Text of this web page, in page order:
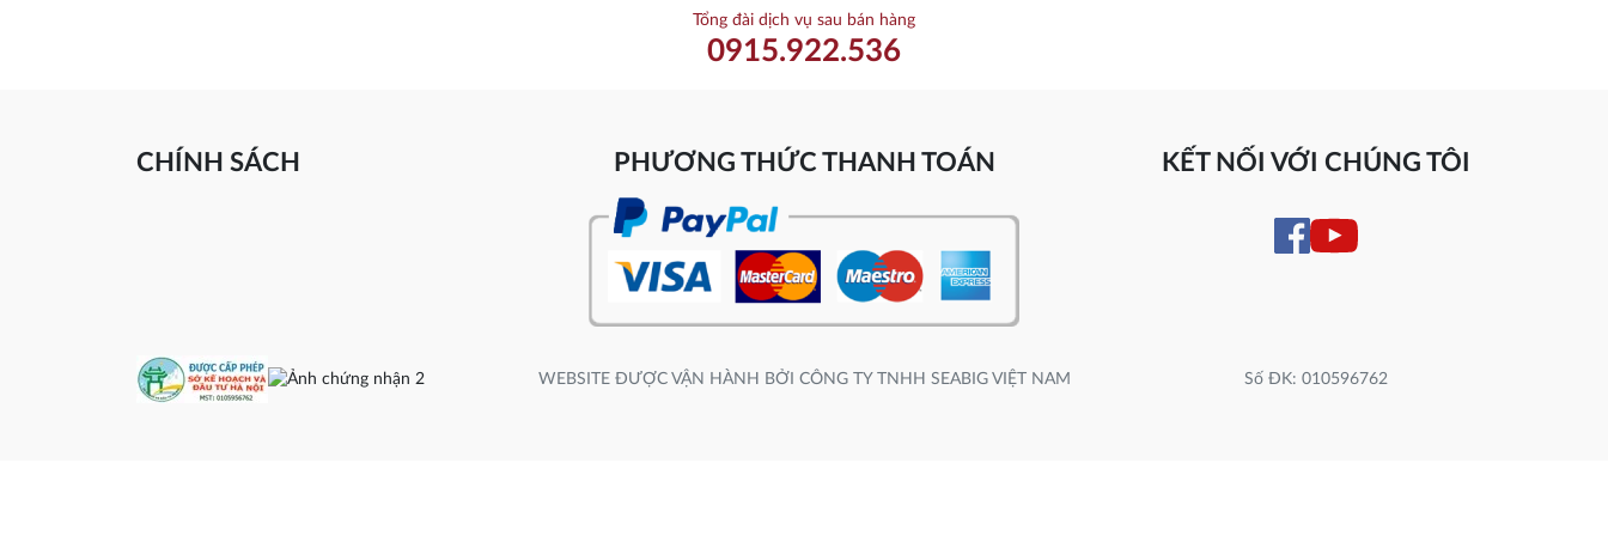
Tổng đài dịch vụ sau bán hàng
0915.922.536
CHÍNH SÁCH PHƯƠNG THỨC THANH TOÁN KẾT NỐI VỚI CHÚNG TÔI
WEBSITE ĐƯỢC VẬN HÀNH BỞI CÔNG TY TNHH SEABIG VIỆT NAM Số ĐK: 010596762